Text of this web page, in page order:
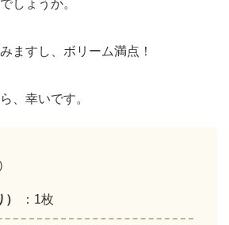
しょうか。
ますし、ボリーム満点！
、幸いです。
） ：1枚